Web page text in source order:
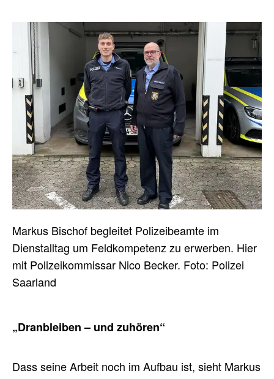
Markus Bischof begleitet Polizeibeamte im
Dienstalltag um Feldkompetenz zu erwerben. Hier
mit Polizeikommissar Nico Becker. Foto: Polizei
Saarland
„Dranbleiben – und zuhören“
Dass seine Arbeit noch im Aufbau ist, sieht Markus